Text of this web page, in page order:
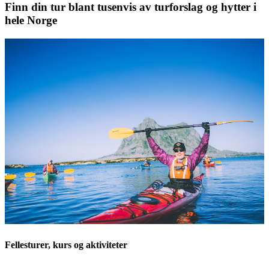
Finn din tur blant tusenvis av turforslag og hytter i
hele Norge
Fellesturer, kurs og aktiviteter